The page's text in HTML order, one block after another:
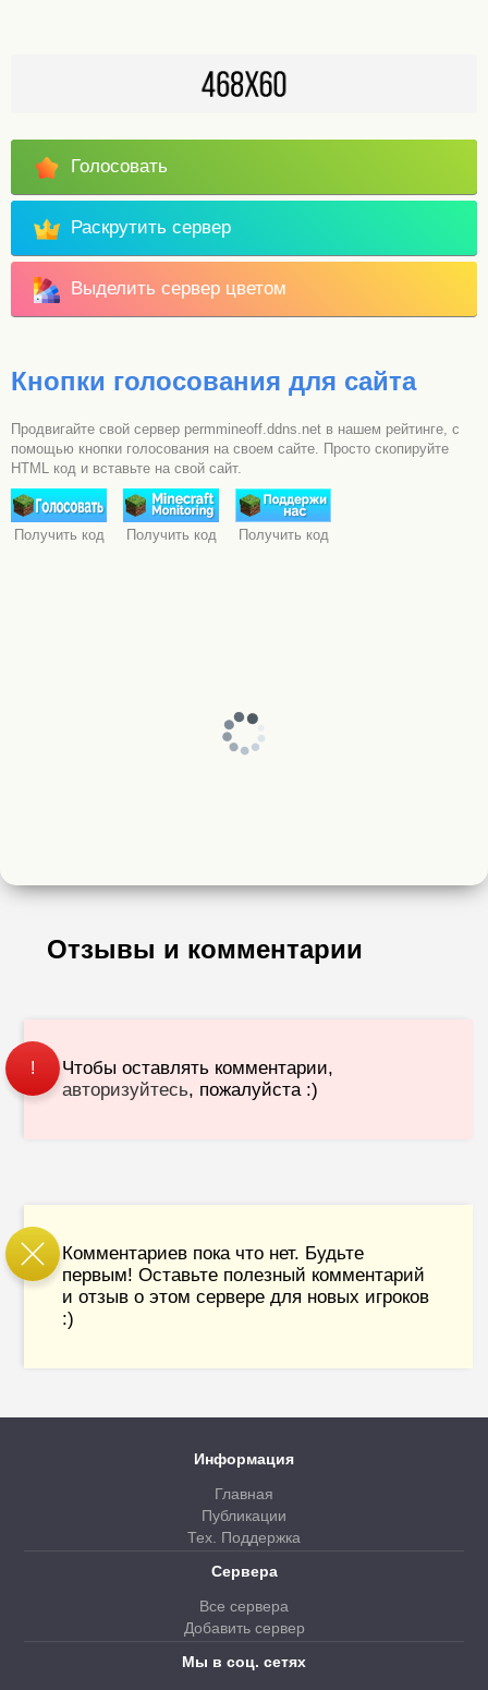
Голосовать
Раскрутить сервер
Выделить сервер цветом
Кнопки голосования для сайта
Продвигайте свой сервер permmineoff.ddns.net в нашем рейтинге, с
помощью кнопки голосования на своем сайте. Просто скопируйте
HTML код и вставьте на свой сайт.
Получить код Получить код Получить код
Отзывы и комментарии
!
Чтобы оставлять комментарии,
авторизуйтесь, пожалуйста :)
Комментариев пока что нет. Будьте
первым! Оставьте полезный комментарий
и отзыв о этом сервере для новых игроков
:)
Информация
Главная
Публикации
Тех. Поддержка
Сервера
Все сервера
Добавить сервер
Мы в соц. сетях